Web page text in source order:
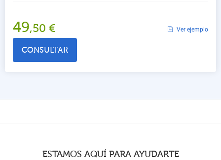
49,50 € Ver ejemplo
CONSULTAR
ESTAMOS AQUÍ PARA AYUDARTE